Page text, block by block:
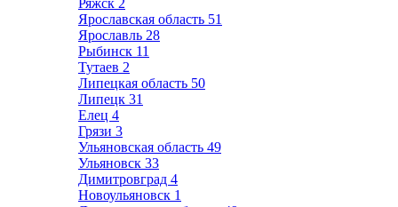
Ряжск 2
Ярославская область 51
Ярославль 28
Рыбинск 11
Тутаев 2
Липецкая область 50
Липецк 31
Елец 4
Грязи 3
Ульяновская область 49
Ульяновск 33
Димитровград 4
Новоульяновск 1